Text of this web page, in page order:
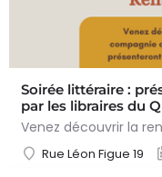
Soirée littéraire :
par les libraires du
Rue Léon Figue 19